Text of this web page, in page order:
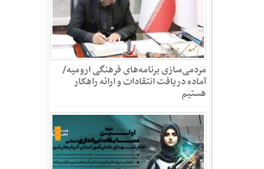
مردمی‌سازی برنامه‌های فرهنگی ارومیه/
آماده دریافت انتقادات و ارائه راهکار
هستیم